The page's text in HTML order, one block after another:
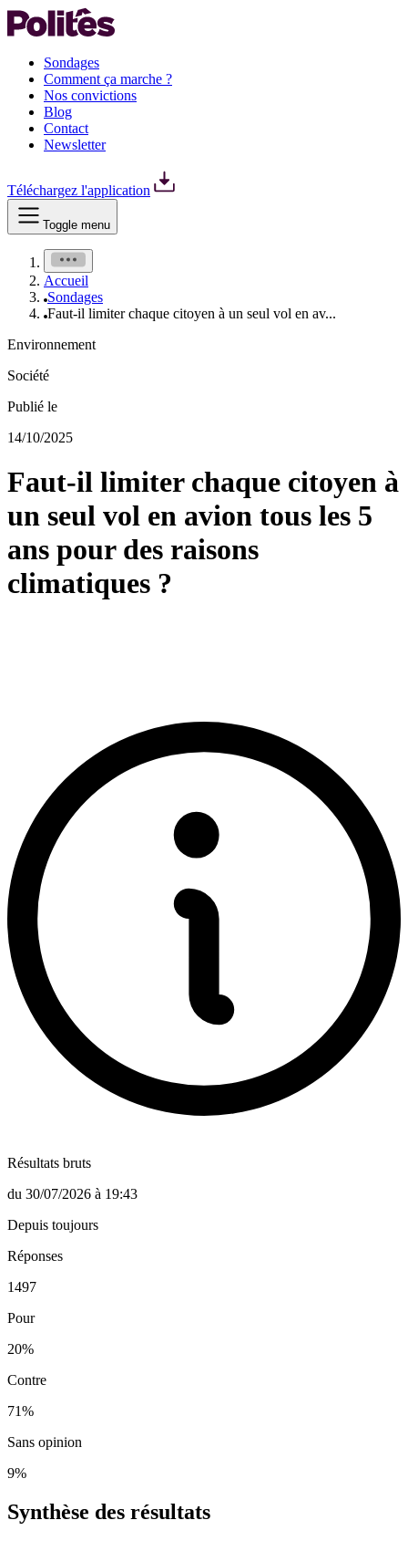
Sondages
Comment ça marche ?
Nos convictions
Blog
Contact
Newsletter
Téléchargez l'application
Toggle menu
Accueil
Sondages
Faut-il limiter chaque citoyen à un seul vol en av...
Environnement
Société
Publié le
14/10/2025
Faut-il limiter chaque citoyen à
un seul vol en avion tous les 5
ans pour des raisons
climatiques ?
Résultats bruts
du 30/07/2026 à 19:43
Depuis toujours
Réponses
1497
Pour
20%
Contre
71%
Sans opinion
9%
Synthèse des résultats